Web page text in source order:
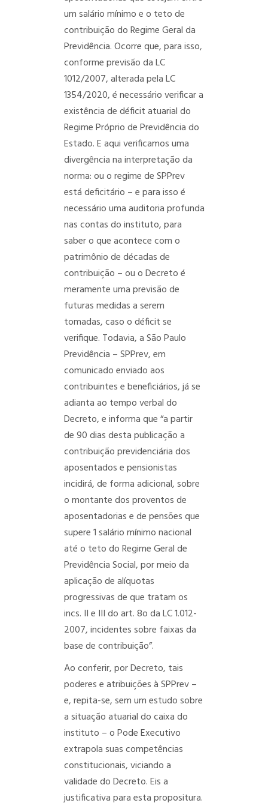
um salário mínimo e o teto de
contribuição do Regime Geral da
Previdência.Ocorre que, para isso,
conforme previsão da LC
1012/2007, alterada pela LC
1354/2020, é necessário verificar a
existência de déficit atuarial do
Regime Próprio de Previdência do
Estado.E aqui verificamos uma
divergência na interpretação da
norma: ou o regime de SPPrev
está deficitário – e para isso é
necessário uma auditoria profunda
nas contas do instituto, para
saber o que acontece com o
patrimônio de décadas de
contribuição – ou o Decreto é
meramente uma previsão de
futuras medidas a serem
tomadas, caso o déficit se
verifique. Todavia, a São Paulo
Previdência – SPPrev, em
comunicado enviado aos
contribuintes e beneficiários, já se
adianta ao tempo verbal do
Decreto, e informa que “a partir
de 90 dias desta publicação a
contribuição previdenciária dos
aposentados e pensionistas
incidirá, de forma adicional, sobre
o montante dos proventos de
aposentadorias e de pensões que
supere 1 salário mínimo nacional
até o teto do Regime Geral de
Previdência Social, por meio da
aplicação de alíquotas
progressivas de que tratam os
incs. II e III do art. 8o da LC 1.012-
2007, incidentes sobre faixas da
base de contribuição”.
Ao conferir, por Decreto, tais
poderes e atribuições à SPPrev –
e, repita-se, sem um estudo sobre
a situação atuarial do caixa do
instituto – o Pode Executivo
extrapola suas competências
constitucionais, viciando a
validade do Decreto.Eis a
justificativa para esta propositura.